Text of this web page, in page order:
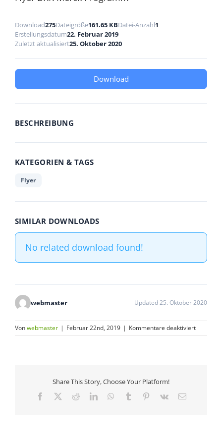
Download275Dateigröße161.65 KBDatei-Anzahl1
Erstellungsdatum22. Februar 2019
Zuletzt aktualisiert25. Oktober 2020
Download
BESCHREIBUNG
KATEGORIEN & TAGS
Flyer
SIMILAR DOWNLOADS
No related download found!
webmaster Updated 25. Oktober 2020
Vonwebmaster | Februar 22nd, 2019 | Kommentare deaktiviertfür
Flyer
Share This Story, Choose Your Platform!
Facebook RedditLinkedInWhatsApp
Tumblr Pinterest
Vk
E-